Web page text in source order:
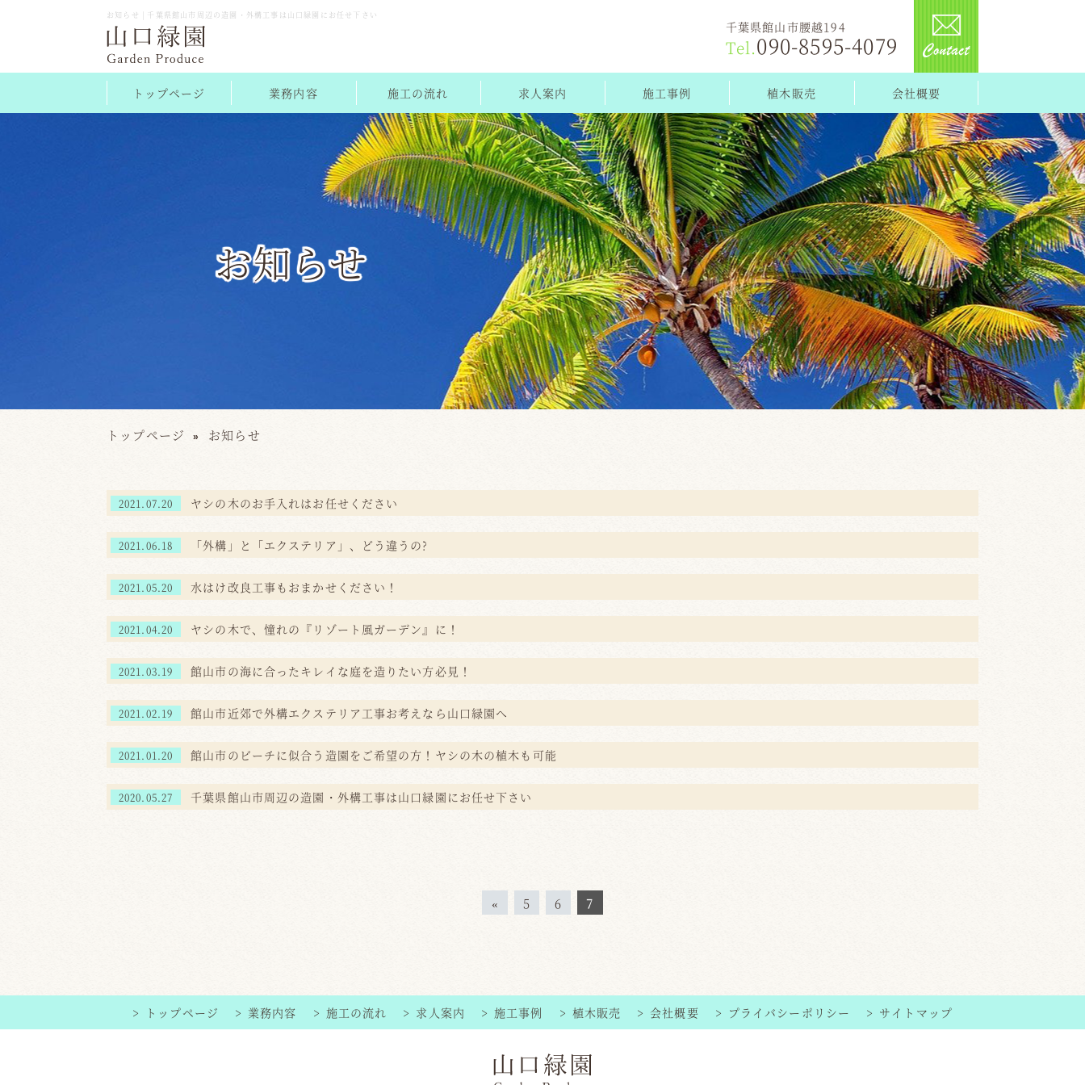
お知らせ | 千葉県館山市周辺の造園・外構工事は山口緑園にお任せ下さい
千葉県館山市腰越194
Tel.090-8595-4079
トップページ 業務内容 施工の流れ 求人案内 施工事例 植木販売 会社概要
お知らせ
トップページ お知らせ
2021.07.20 ヤシの木のお手入れはお任せください
2021.06.18 「外構」と「エクステリア」、どう違うの?
2021.05.20 水はけ改良工事もおまかせください！
2021.04.20 ヤシの木で、憧れの『リゾート風ガーデン』に！
2021.03.19 館山市の海に合ったキレイな庭を造りたい方必見！
2021.02.19 館山市近郊で外構エクステリア工事お考えなら山口緑園へ
2021.01.20 館山市のビーチに似合う造園をご希望の方！ヤシの木の植木も可能
2020.05.27 千葉県館山市周辺の造園・外構工事は山口緑園にお任せ下さい
« 5 6 7
トップページ 業務内容 施工の流れ 求人案内 施工事例 植木販売 会社概要 プライバシーポリシー サイトマップ